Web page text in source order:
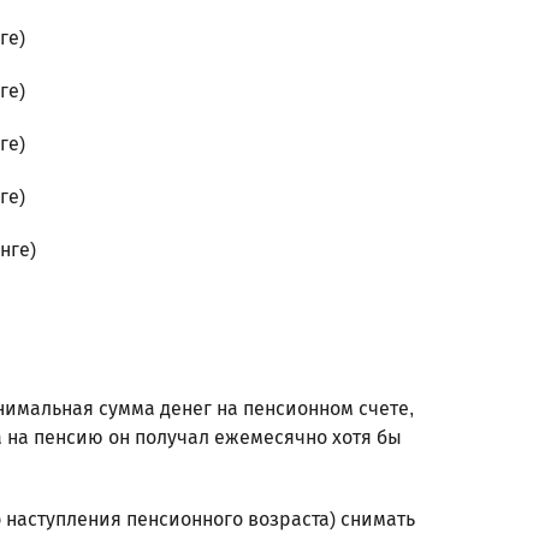
сумма денег на пенсионном счете,
пенсию он получал ежемесячно хотя бы
пенсионного возраста) снимать